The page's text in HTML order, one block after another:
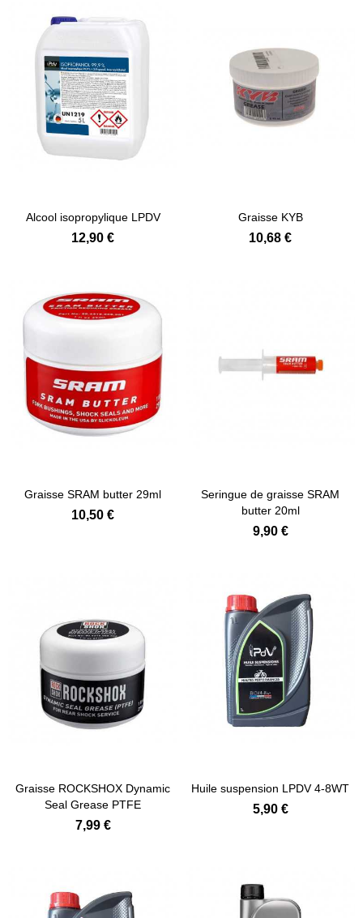
Alcool isopropylique LPDV
12,90 €
Graisse KYB
10,68 €
Graisse SRAM butter 29ml
10,50 €
Seringue de graisse SRAM
butter 20ml
9,90 €
Graisse ROCKSHOX Dynamic
Seal Grease PTFE
7,99 €
Huile suspension LPDV 4-8WT
5,90 €